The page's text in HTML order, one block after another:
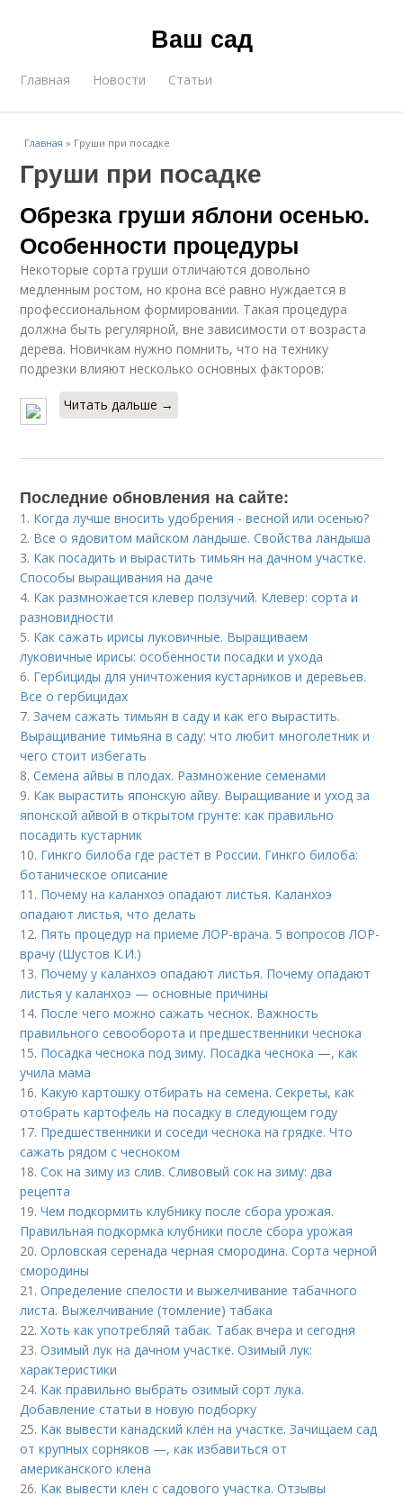
Ваш сад
Главная Новости Статьи
Главная » Груши при посадке
Груши при посадке
Обрезка груши яблони осенью.
Особенности процедуры
Некоторые сорта груши отличаются довольно
медленным ростом, но крона всё равно нуждается в
профессиональном формировании. Такая процедура
должна быть регулярной, вне зависимости от возраста
дерева. Новичкам нужно помнить, что на технику
подрезки влияют несколько основных факторов:
Читать дальше →
Последние обновления на сайте:
1. Когда лучше вносить удобрения - весной или осенью?
2. Все о ядовитом майском ландыше. Свойства ландыша
3. Как посадить и вырастить тимьян на дачном участке.
Способы выращивания на даче
4. Как размножается клевер ползучий. Клевер: сорта и
разновидности
5. Как сажать ирисы луковичные. Выращиваем
луковичные ирисы: особенности посадки и ухода
6. Гербициды для уничтожения кустарников и деревьев.
Все о гербицидах
7.Зачем сажать тимьян в саду и как его вырастить.
Выращивание тимьяна в саду: что любит многолетник и
чего стоит избегать
8.Семена айвы в плодах. Размножение семенами
9. Как вырастить японскую айву. Выращивание и уход за
японской айвой в открытом грунте: как правильно
посадить кустарник
10. Гинкго билоба где растет в России. Гинкго билоба:
ботаническое описание
11. Почему на каланхоэ опадают листья. Каланхоэ
опадают листья, что делать
12. Пять процедур на приеме ЛОР-врача. 5 вопросов ЛОР-
врачу (Шустов К.И.)
13. Почему у каланхоэ опадают листья. Почему опадают
листья у каланхоэ — основные причины
14. После чего можно сажать чеснок. Важность
правильного севооборота и предшественники чеснока
15. Посадка чеснока под зиму. Посадка чеснока —, как
учила мама
16. Какую картошку отбирать на семена. Секреты, как
отобрать картофель на посадку в следующем году
17. Предшественники и соседи чеснока на грядке. Что
сажать рядом с чесноком
18.Сок на зиму из слив. Сливовый сок на зиму: два
рецепта
19.Чем подкормить клубнику после сбора урожая.
Правильная подкормка клубники после сбора урожая
20.Орловская серенада черная смородина. Сорта черной
смородины
21.Определение спелости и выжелчивание табачного
листа. Выжелчивание (томление) табака
22.Хоть как употребляй табак. Табак вчера и сегодня
23.Озимый лук на дачном участке. Озимый лук:
характеристики
24. Как правильно выбрать озимый сорт лука.
Добавление статьи в новую подборку
25. Как вывести канадский клён на участке. Зачищаем сад
от крупных сорняков —, как избавиться от
американского клена
26. Как вывести клен с садового участка. Отзывы